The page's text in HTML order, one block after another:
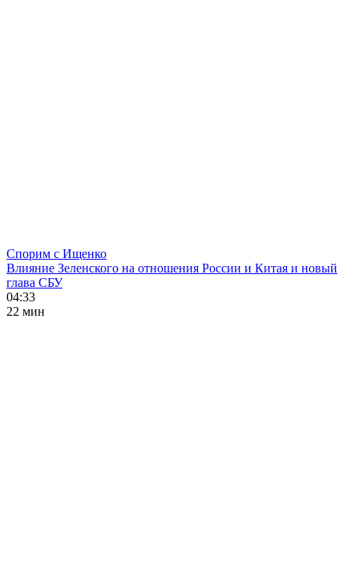
Спорим с Ищенко
Влияние Зеленского на отношения России и Китая и новый
глава СБУ
04:33
22 мин